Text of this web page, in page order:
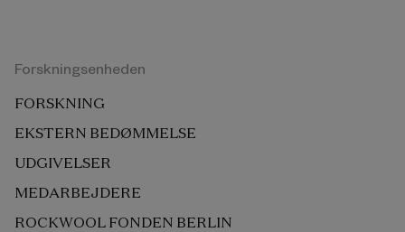
Forskningsenheden
FORSKNING
EKSTERN BEDØMMELSE
UDGIVELSER
MEDARBEJDERE
ROCKWOOL FONDEN BERLIN